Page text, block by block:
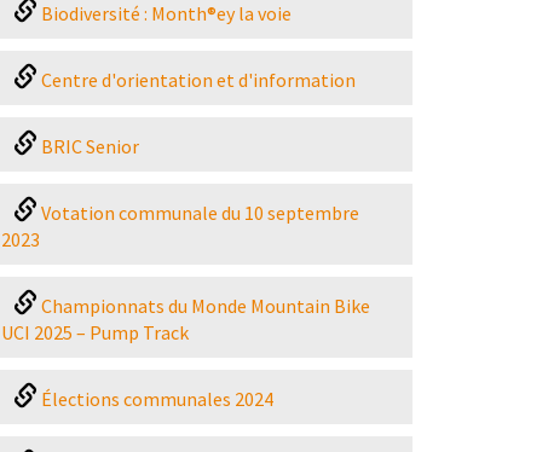
Biodiversité : Month®ey la voie
Centre d'orientation et d'information
BRIC Senior
Votation communale du 10 septembre
2023
Championnats du Monde Mountain Bike
UCI 2025 – Pump Track
Élections communales 2024